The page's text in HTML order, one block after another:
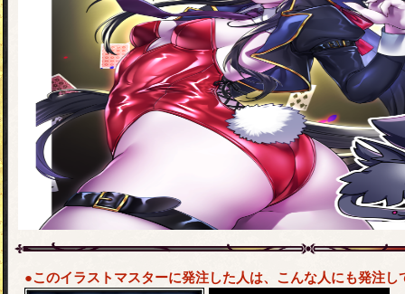
●このイラストマスターに発注した人は、こんな人にも発注し